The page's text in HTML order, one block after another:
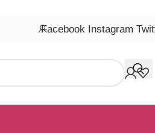
Facebook Instagram